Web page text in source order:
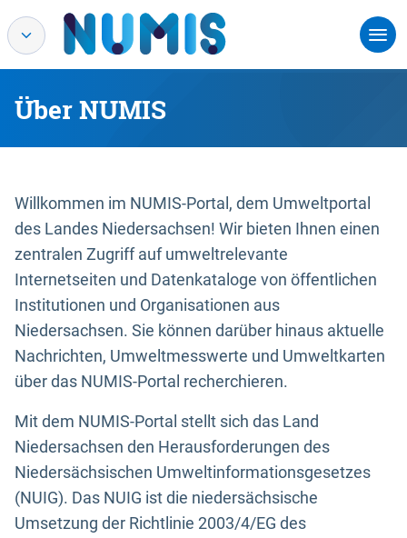
Über NUMIS
Willkommen im NUMIS-Portal, dem Umweltportal
des Landes Niedersachsen! Wir bieten Ihnen einen
zentralen Zugriff auf umweltrelevante
Internetseiten und Datenkataloge von öffentlichen
Institutionen und Organisationen aus
Niedersachsen. Sie können darüber hinaus aktuelle
Nachrichten, Umweltmesswerte und Umweltkarten
über das NUMIS-Portal recherchieren.
Mit dem NUMIS-Portal stellt sich das Land
Niedersachsen den Herausforderungen des
Niedersächsischen Umweltinformationsgesetzes
(NUIG). Das NUIG ist die niedersächsische
Umsetzung der Richtlinie 2003/4/EG des